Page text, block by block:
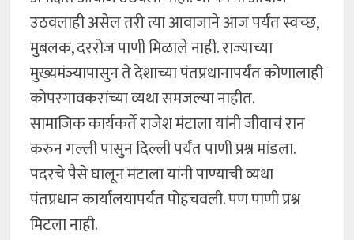
उठवलाही असेल तरी त्या आवाजाने आज पर्यंत स्वच्छ,
मुबलक, दररोज पाणी मिळाले नाही. राज्याच्या
मुख्यमंञ्यापासुन ते देशाच्या पंतप्रधानापर्यंत कोणालाही
कोपरगावकरांच्या व्यथा समजल्या नाहीत.
सामाजिक कार्यकर्ते राजेश मंटाला यांनी जीवाचं रान
करुन गल्ली पासुन दिल्ली पर्यंत पाणी प्रश्न मांडला.
पदरचे पैसे घालून मंटाला यांनी पाण्याची व्यथा
पंतप्रधान कार्यालयापर्यंत पोहचवली. पण पाणी प्रश्न
मिटला नाही.